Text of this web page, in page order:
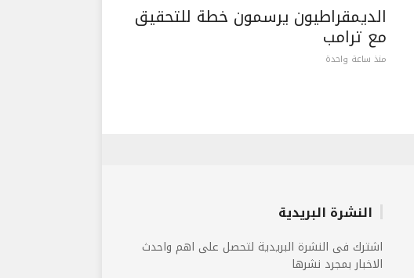
الديمقراطيون يرسمون خطة للتحقيق
مع ترامب
منذ ساعة واحدة
النشرة البريدية
اشترك فى النشرة البريدية لتحصل على اهم واحدث
الاخبار بمجرد نشرها